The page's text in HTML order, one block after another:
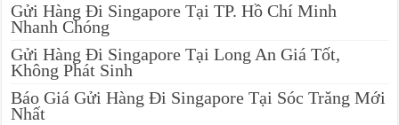
Gửi Hàng Đi Singapore Tại TP. Hồ Chí Minh
Nhanh Chóng
Gửi Hàng Đi Singapore Tại Long An Giá Tốt,
Không Phát Sinh
Báo Giá Gửi Hàng Đi Singapore Tại Sóc Trăng Mới
Nhất